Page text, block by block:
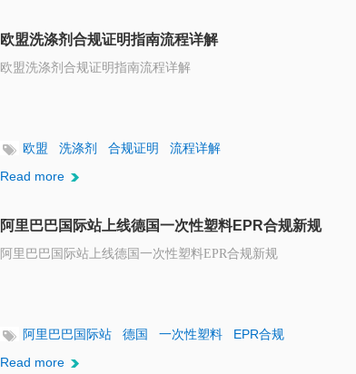
欧盟洗涤剂合规证明指南流程详解
欧盟洗涤剂合规证明指南流程详解
欧盟 洗涤剂 合规证明
流程详解
Read more
阿里巴巴国际站上线德国一次性塑料EPR合规新规
阿里巴巴国际站上线德国一次性塑料EPR合规新规
阿里巴巴国际站 德国 一次性塑料
EPR合规
Read more